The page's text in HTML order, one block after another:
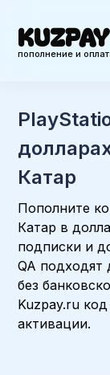
KUZPAY
пополнение и
Катар
Пополните
Катар в
подписки и
QA подходят
без
Kuzpay.ru
активации.